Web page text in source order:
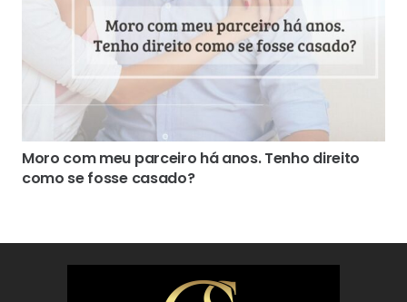
Moro com meu parceiro há anos. Tenho direito
como se fosse casado?